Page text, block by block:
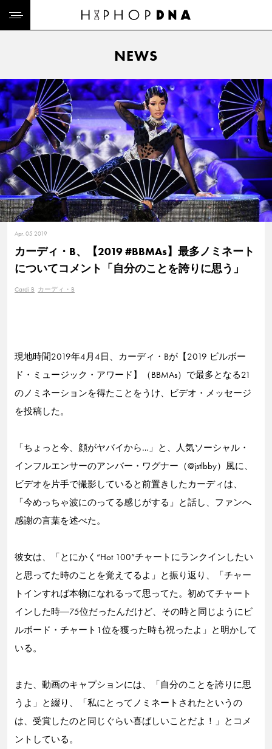
NEWS
Apr. 05 2019
カーディ・B、【2019 #BBMAs】最多ノミネート
についてコメント「自分のことを誇りに思う」
Cardi B カーディ・B
現地時間2019年4月4日、カーディ・Bが【2019 ビルボー
ド・ミュージック・アワード】（BBMAs）で最多となる21
のノミネーションを得たことをうけ、ビデオ・メッセージ
を投稿した。
「ちょっと今、顔がヤバイから…」と、人気ソーシャル・
インフルエンサーのアンバー・ワグナー（@jstlbby）風に、
ビデオを片手で撮影していると前置きしたカーディは、
「今めっちゃ波にのってる感じがする」と話し、ファンへ
感謝の言葉を述べた。
彼女は、「とにかく“Hot 100”チャートにランクインしたい
と思ってた時のことを覚えてるよ」と振り返り、「チャー
トインすれば本物になれるって思ってた。初めてチャート
インした時―75位だったんだけど、その時と同じようにビ
ルボード・チャート1位を獲った時も祝ったよ」と明かして
いる。
また、動画のキャプションには、「自分のことを誇りに思
うよ」と綴り、「私にとってノミネートされたというの
は、受賞したのと同じぐらい喜ばしいことだよ！」とコメ
ントしている。